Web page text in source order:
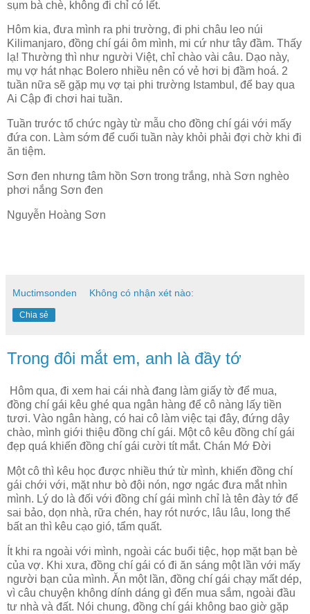
sụm bà chè, không đi chỉ có lết.
Hôm kia, đưa mình ra phi trường, đi phi châu leo núi
Kilimanjaro, đồng chí gái ôm mình, mi cứ như tây đầm. Thấy
lạ! Thường thì như người Việt, chỉ chào vài câu. Dạo này,
mụ vợ hát nhạc Bolero nhiều nên có vẻ hơi bị đầm hoá. 2
tuần nữa sẽ gặp mụ vợ tại phi trường Istambul, để bay qua
Ai Cập đi chơi hai tuần.
Tuần trước tổ chức ngày từ mẫu cho đồng chí gái với mấy
đứa con. Làm sớm để cuối tuần này khỏi phải đợi chờ khi đi
ăn tiệm.
Sơn đen nhưng tâm hồn Sơn trong trắng, nhà Sơn nghèo
phơi nắng Sơn đen
Nguyễn Hoàng Sơn
Muctimsonden Không có nhận xét nào:
Chia sẻ
Trong đôi mắt em, anh là đầy tớ
Hôm qua, đi xem hai cái nhà đang làm giấy tờ để mua,
đồng chí gái kêu ghé qua ngân hàng để cô nàng lấy tiền
tươi. Vào ngân hàng, có hai cô làm việc tại đây, đứng dậy
chào, mình giới thiệu đồng chí gái. Một cô kêu đồng chí gái
đẹp quá khiến đồng chí gái cười tít mắt. Chán Mớ Đời
Một cô thì kêu học được nhiều thứ từ mình, khiến đồng chí
gái chới với, mặt như bò đội nón, ngơ ngác đưa mắt nhìn
mình. Lý do là đối với đồng chí gái mình chỉ là tên đày tớ để
sai bảo, dọn nhà, rữa chén, hay rót nước, lâu lâu, long thể
bất an thì kêu cạo gió, tẩm quất.
Ít khi ra ngoài với mình, ngoài các buổi tiệc, họp mặt bạn bè
của vợ. Khi xưa, đồng chí gái có đi ăn sáng một lần với mấy
người bạn của mình. Ăn một lần, đồng chí gái chạy mất dép,
vì câu chuyện không dính dáng gì đến mua sắm, ngoài đầu
tư nhà và đất. Nói chung, đồng chí gái không bao giờ gặp